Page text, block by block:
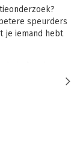
speurders
je iemand hebt
op zoek
van true
ze 20
uit. Daarbij